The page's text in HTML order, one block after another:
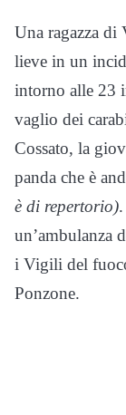
Una ragazza di
lieve in un
intorno alle 23
vaglio dei
Cossato, la
panda che è
è di repertorio)
un’ambulanza
i Vigili del
Ponzone.